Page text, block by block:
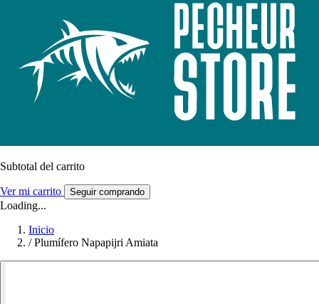
Subtotal del carrito
Ver mi carrito Seguir comprando
Loading...
Inicio
/ Plumífero Napapijri Amiata